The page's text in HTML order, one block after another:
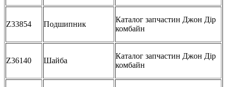
Z33854 Подшипник
Каталог запчастин Джон Дір
комбайн
Z36140 Шайба
Каталог запчастин Джон Дір
комбайн